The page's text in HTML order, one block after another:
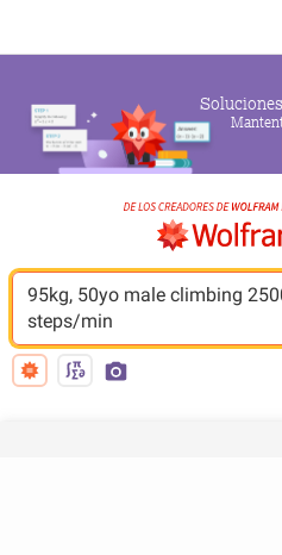
95kg, 50yo male climbing
steps/min